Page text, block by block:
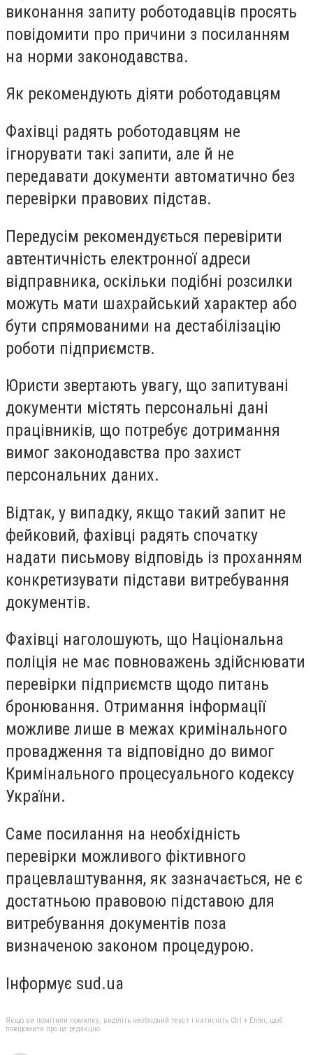
виконання запиту роботодавців просять
повідомити про причини з посиланням
на норми законодавства.
Як рекомендують діяти роботодавцям
Фахівці радять роботодавцям не
ігнорувати такі запити, але й не
передавати документи автоматично без
перевірки правових підстав.
Передусім рекомендується перевірити
автентичність електронної адреси
відправника, оскільки подібні розсилки
можуть мати шахрайський характер або
бути спрямованими на дестабілізацію
роботи підприємств.
Юристи звертають увагу, що запитувані
документи містять персональні дані
працівників, що потребує дотримання
вимог законодавства про захист
персональних даних.
Відтак, у випадку, якщо такий запит не
фейковий, фахівці радять спочатку
надати письмову відповідь із проханням
конкретизувати підстави витребування
документів.
Фахівці наголошують, що Національна
поліція не має повноважень здійснювати
перевірки підприємств щодо питань
бронювання. Отримання інформації
можливе лише в межах кримінального
провадження та відповідно до вимог
Кримінального процесуального кодексу
України.
Саме посилання на необхідність
перевірки можливого фіктивного
працевлаштування, як зазначається, не є
достатньою правовою підставою для
витребування документів поза
визначеною законом процедурою.
Інформує sud.ua
Якщо ви помітили помилку, виділіть необхідний текст і натисніть Ctrl + Enter, щоб
повідомити про це редакцію